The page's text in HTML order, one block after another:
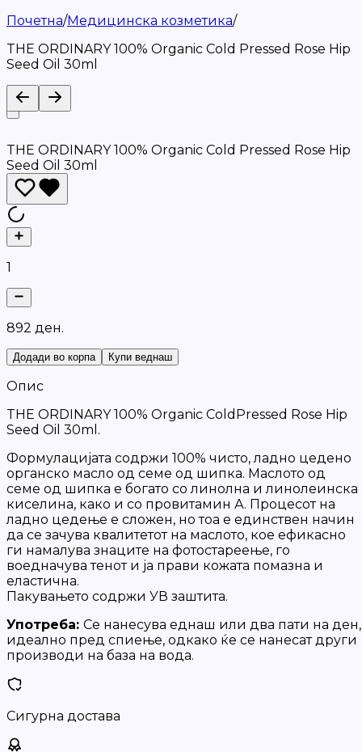
Почетна/Медицинска козметика/
THE ORDINARY 100% Organic Cold Pressed Rose Hip
Seed Oil 30ml
THE ORDINARY 100% Organic Cold Pressed Rose Hip
Seed Oil 30ml
1
892 ден.
Додади во корпа Купи веднаш
Опис
THE ORDINARY 100% Organic ColdPressed Rose Hip
Seed Oil 30ml.
Формулацијата содржи 100% чисто, ладно цедено
органско масло од семе од шипка. Маслото од
семе од шипка е богато со линолна и линолеинска
киселина, како и со провитамин А. Процесот на
ладно цедење е сложен, но тоа е единствен начин
да се зачува квалитетот на маслото, кое ефикасно
ги намалува знаците на фотостареење, го
воедначува тенот и ја прави кожата помазна и
еластична.
Пакувањето содржи УВ заштита.
Употреба: Се нанесува еднаш или два пати на ден,
идеално пред спиење, одкако ќе се нанесат други
производи на база на вода.
Сигурна достава